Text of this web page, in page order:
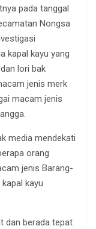
pada tanggal
Nongsa
kapal kayu yang
lori bak
jenis merk
macam jenis
media mendekati
orang
jenis Barang-
kayu
dan berada tepat